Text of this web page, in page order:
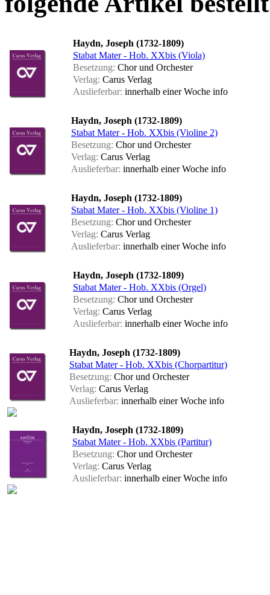
Haydn, Joseph (1732-1809)
Stabat Mater - Hob. XXbis (Viola)
Besetzung: Chor und Orchester
Verlag: Carus Verlag
Auslieferbar: innerhalb einer Woche info
Haydn, Joseph (1732-1809)
Stabat Mater - Hob. XXbis (Violine 2)
Besetzung: Chor und Orchester
Verlag: Carus Verlag
Auslieferbar: innerhalb einer Woche info
Haydn, Joseph (1732-1809)
Stabat Mater - Hob. XXbis (Violine 1)
Besetzung: Chor und Orchester
Verlag: Carus Verlag
Auslieferbar: innerhalb einer Woche info
Haydn, Joseph (1732-1809)
Stabat Mater - Hob. XXbis (Orgel)
Besetzung: Chor und Orchester
Verlag: Carus Verlag
Auslieferbar: innerhalb einer Woche info
Haydn, Joseph (1732-1809)
Stabat Mater - Hob. XXbis (Chorpartitur)
Besetzung: Chor und Orchester
Verlag: Carus Verlag
Auslieferbar: innerhalb einer Woche info
Haydn, Joseph (1732-1809)
Stabat Mater - Hob. XXbis (Partitur)
Besetzung: Chor und Orchester
Verlag: Carus Verlag
Auslieferbar: innerhalb einer Woche info